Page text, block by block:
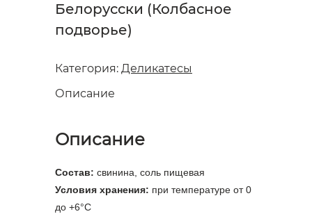
Белорусски (Колбасное
подворье)
Категория: Деликатесы
Описание
Описание
Состав: свинина, соль пищевая
Условия хранения: при температуре от 0
до +6°C